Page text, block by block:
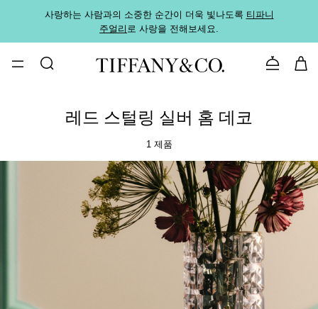
사랑하는 사람과의 소중한 순간이 더욱 빛나도록 티파니
주얼리로 사랑을 전해보세요.
문의하기
레드 스털링 실버 홈 데코
1 제품